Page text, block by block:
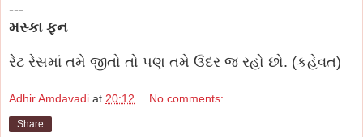
---
મસ્કા ફન
રેટ રેસમાં તમે જીતો તો પણ તમે ઉંદર જ રહો છો. (કહેવત)
Adhir Amdavadi at 20:12 No comments:
Share